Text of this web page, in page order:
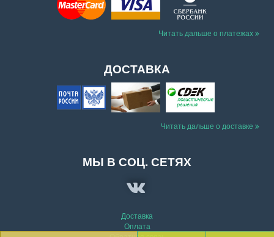
Читать дальше о платежах
ДОСТАВКА
Читать дальше о доставке
МЫ В СОЦ. СЕТЯХ
Доставка
Оплата